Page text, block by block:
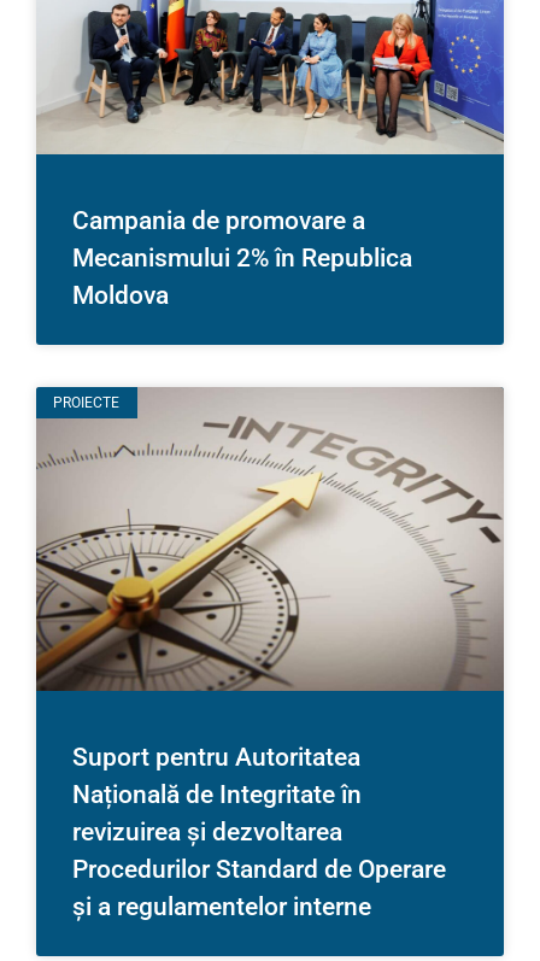
Campania de promovare a
Mecanismului 2% în Republica
Moldova
PROIECTE
Suport pentru Autoritatea
Națională de Integritate în
revizuirea și dezvoltarea
Procedurilor Standard de Operare
și a regulamentelor interne